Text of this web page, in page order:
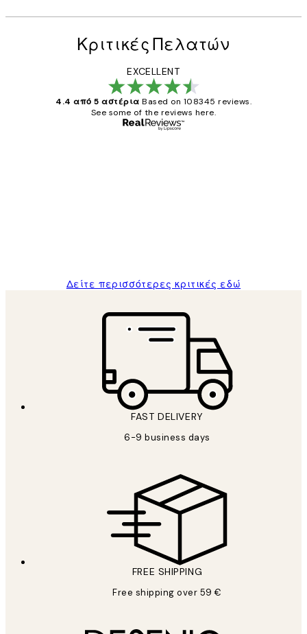
Κριτικές Πελατών
EXCELLENT
4.4 από 5 αστέρια Based on 108345 reviews.
See some of the reviews here.
Δείτε περισσότερες κριτικές εδώ
FAST DELIVERY
6-9 business days
FREE SHIPPING
Free shipping over 59 €